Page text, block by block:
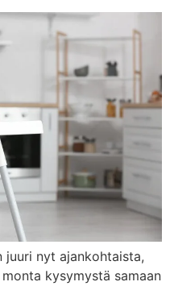
nyt ajankohtaista,
kysymystä samaan